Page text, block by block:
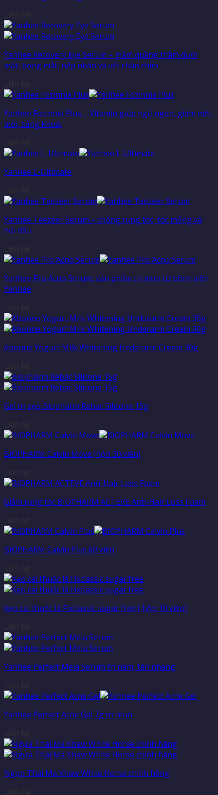
Yanhee Recovery Eye Serum – giảm quầng thâm dưới
mắt, bọng mắt, nếp nhăn và vết chân chim
Yanhee Fozinnia Plus – Vitamin giúp ngủ ngon, giảm mệt
mỏi, sảng khoái
Yanhee L-Ultimate
Yanhee Teezeer Serum – chống rụng tóc, tóc mỏng và
hói đầu
Yanhee Pro Acno Serum, sản phẩm trị mụn từ bệnh viện
Yanhee
Abonne Yogurt Milk Whitening Underarm Cream 30g
Gel trị sẹo Biopharm Rebac Silicone 15g
BIOPHARM Calvin Move (hộp 30 viên)
Giảm rụng tóc BIOPHARM ACTEVE Anti-Hair Loss Foam
BIOPHARM Calvin Plus 60 viên
Kẹo cai thuốc lá Fixclassic sugar free ( hộp 10 viên)
Yanhee Perfect Mela Serum trị nám, tàn nhang
Yanhee Perfect Acne Gel 7g trị mụn
Ngựa Thái Ma Khaw White Horse chính hãng